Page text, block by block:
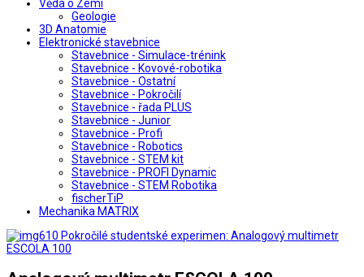
Věda o Zemi
Geologie
3D Anatomie
Elektronické stavebnice
Stavebnice - Simulace-trénink
Stavebnice - Kovové-robotika
Stavebnice - Ostatní
Stavebnice - Pokročilí
Stavebnice - řada PLUS
Stavebnice - Junior
Stavebnice - Profi
Stavebnice - Robotics
Stavebnice - STEM kit
Stavebnice - PROFI Dynamic
Stavebnice - STEM Robotika
fischerTiP
Mechanika MATRIX